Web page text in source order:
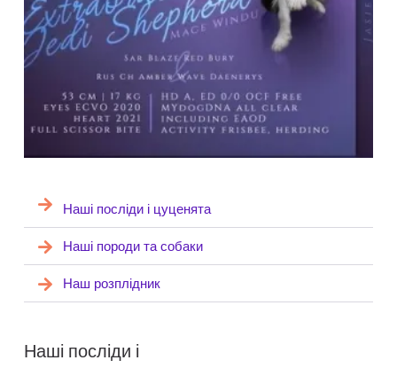
Наші посліди і цуценята
Наші породи та собаки
Наш розплідник
Наші посліди і